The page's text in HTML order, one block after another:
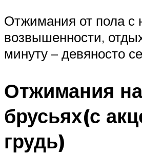
Отжимания от пола с
возвышенности,
минуту – девяносто
Отжимания на
брусьях(с
грудь)